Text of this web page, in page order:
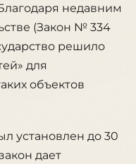
недавним
(Закон № 334
решило
для
объектов
установлен до 30
дает